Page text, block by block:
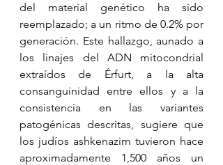
del material genético ha sido
reemplazado; a un ritmo de 0.2% por
generación. Este hallazgo, aunado a
los linajes del ADN mitocondrial
extraídos de Érfurt, a la alta
consanguinidad entre ellos y a la
consistencia en las variantes
patogénicas descritas, sugiere que
los judíos ashkenazim tuvieron hace
aproximadamente 1,500 años un